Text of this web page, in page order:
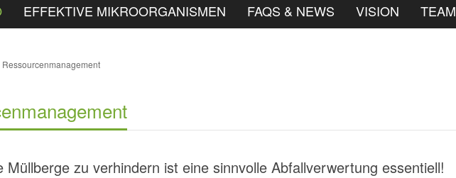
EFFEKTIVE MIKROORGANISMEN FAQS & NEWS VISION TEAM
Ressourcenmanagement
Müllberge zu verhindern ist eine sinnvolle Abfallverwertung essentiell!